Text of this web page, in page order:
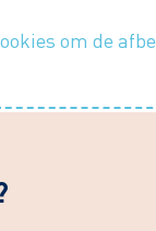
om de